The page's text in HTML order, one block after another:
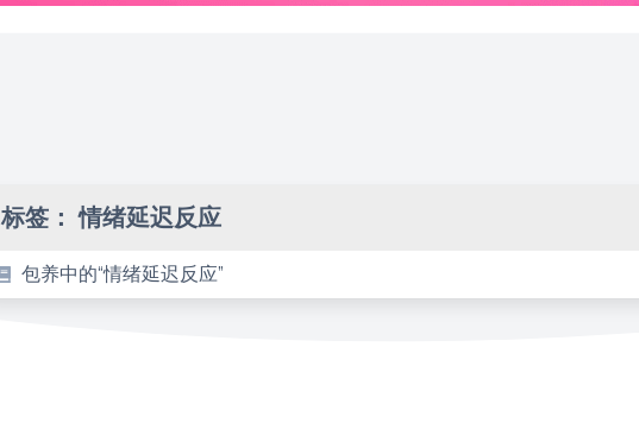
标签：情绪延迟反应
包养中的“情绪延迟反应”